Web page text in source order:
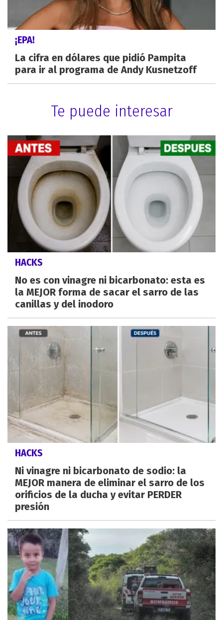
¡EPA!
La cifra en dólares que pidió Pampita
para ir al programa de Andy Kusnetzoff
Te puede interesar
HACKS
No es con vinagre ni bicarbonato: esta es
la MEJOR forma de sacar el sarro de las
canillas y del inodoro
HACKS
Ni vinagre ni bicarbonato de sodio: la
MEJOR manera de eliminar el sarro de los
orificios de la ducha y evitar PERDER
presión